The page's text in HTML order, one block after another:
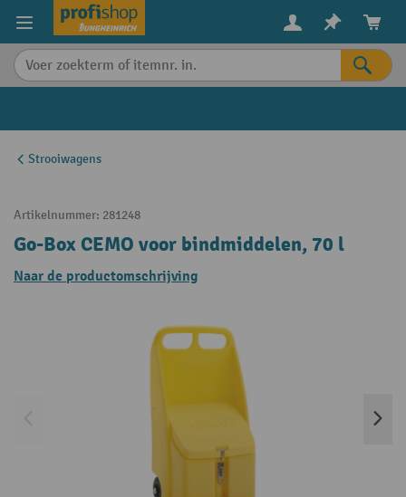
content
Strooiwagens
Artikelnummer: 281248
Go-Box CEMO voor bindmiddelen, 70 l
Naar de productomschrijving